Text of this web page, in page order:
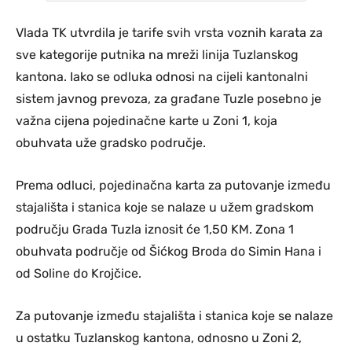
Vlada TK utvrdila je tarife svih vrsta voznih karata za
sve kategorije putnika na mreži linija Tuzlanskog
kantona. Iako se odluka odnosi na cijeli kantonalni
sistem javnog prevoza, za građane Tuzle posebno je
važna cijena pojedinačne karte u Zoni 1, koja
obuhvata uže gradsko područje.
Prema odluci, pojedinačna karta za putovanje između
stajališta i stanica koje se nalaze u užem gradskom
području Grada Tuzla iznosit će 1,50 KM. Zona 1
obuhvata područje od Šićkog Broda do Simin Hana i
od Soline do Krojčice.
Za putovanje između stajališta i stanica koje se nalaze
u ostatku Tuzlanskog kantona, odnosno u Zoni 2,